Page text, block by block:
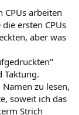
CPUs arbeiten
ersten CPUs
aber was
Taktung.
zu lesen,
soweit ich das
Strich